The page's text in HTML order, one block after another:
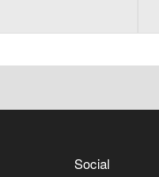
Social